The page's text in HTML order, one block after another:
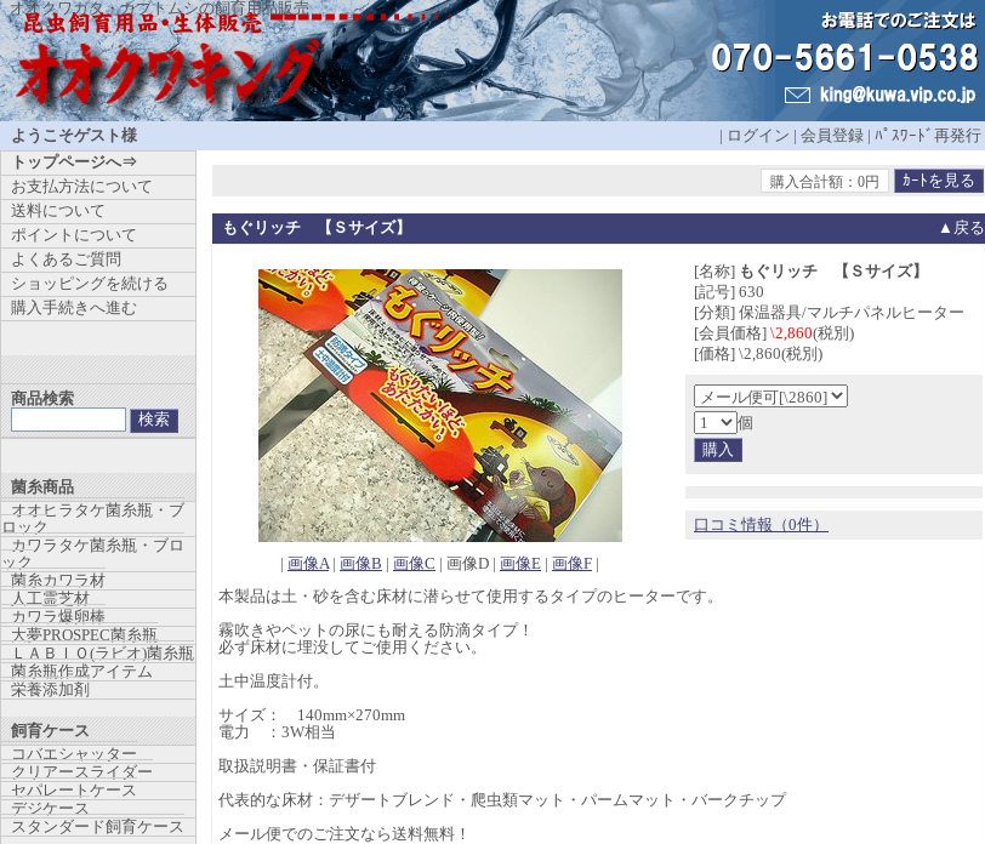
オオクワガタ・カブトムシの飼育用品販売
ようこそゲスト様 | ログイン | 会員登録 | ﾊﾟｽﾜｰﾄﾞ再発行
購入合計額：0円
もぐリッチ 【Ｓサイズ】 ▲戻る
| 画像A| 画像B | 画像C | 画像D | 画像E | 画像F |
[名称] もぐリッチ 【Ｓサイズ】
[記号] 630
[分類] 保温器具/マルチパネルヒーター
[会員価格] \2,860(税別)
[価格] \2,860(税別)
個
口コミ情報（0件）
本製品は土・砂を含む床材に潜らせて使用するタイプのヒーターです。
霧吹きやペットの尿にも耐える防滴タイプ！
必ず床材に埋没してご使用ください。
土中温度計付。
サイズ： 140mm×270mm
電力 ：3W相当
取扱説明書・保証書付
代表的な床材：デザートブレンド・爬虫類マット・パームマット・バークチップ
メール便でのご注文なら送料無料！
トップページへ⇒
お支払方法について
送料について
ポイントについて
よくあるご質問
ショッピングを続ける
購入手続きへ進む
商品検索
菌糸商品
オオヒラタケ菌糸瓶・ブ
ロック
カワラタケ菌糸瓶・ブロ
ック
菌糸カワラ材
人工霊芝材
カワラ爆卵棒
大夢PROSPEC菌糸瓶
ＬＡＢＩＯ(ラビオ)菌糸瓶
菌糸瓶作成アイテム
栄養添加剤
飼育ケース
コバエシャッター
クリアースライダー
セパレートケース
デジケース
スタンダード飼育ケース